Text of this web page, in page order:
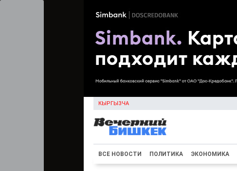
КЫРГЫЗЧА
ВСЕ НОВОСТИ ПОЛИТИКА ЭКОНОМИКА